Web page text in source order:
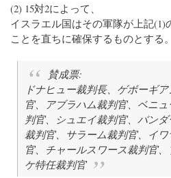
(2) 15対2によって、
イスラエル国はその軍隊が上記(1)
ことを直ちに確保するものとする。
賛成票:
ドナヒュー裁判長、ゲボーギ
官、アブラハム裁判官、ベニ
判官、シュエイ裁判官、バン
裁判官、サラーム裁判官、イ
官、チャールスワース裁判官
ケ特任裁判官